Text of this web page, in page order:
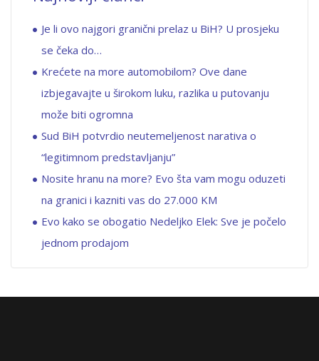
Je li ovo najgori granični prelaz u BiH? U prosjeku
se čeka do…
Krećete na more automobilom? Ove dane
izbjegavajte u širokom luku, razlika u putovanju
može biti ogromna
Sud BiH potvrdio neutemeljenost narativa o
“legitimnom predstavljanju”
Nosite hranu na more? Evo šta vam mogu oduzeti
na granici i kazniti vas do 27.000 KM
Evo kako se obogatio Nedeljko Elek: Sve je počelo
jednom prodajom